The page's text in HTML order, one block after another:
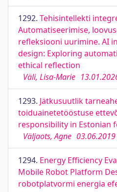
1292. Tehisintellekti
Automatiseerimise,
refleksiooni uurimine. AI
design: Exploring
ethical reflection
Väli, Lisa-Marie
1293. Jätkusuutlik
toiduainetetööstuse
responsibility in Estonian
Väljaots, Agne 03.06.2019
1294. Energy Efficiency
Mobile Robot Platform
robotplatvormi energia